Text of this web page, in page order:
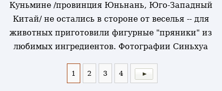
Куньмине /провинция Юньнань, Юго-Западный
Китай/ не остались в стороне от веселья -- для
животных приготовили фигурные "пряники" из
любимых ингредиентов. Фотографии Синьхуа
1 2 3 4